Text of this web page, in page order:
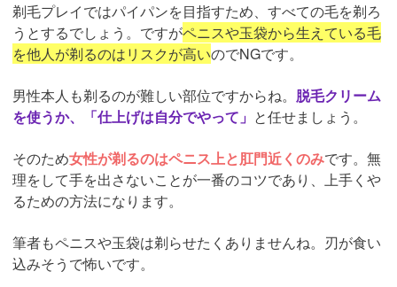
剃毛プレイではパイパンを目指すため、すべての毛を剃ろ
うとするでしょう。ですがペニスや玉袋から生えている毛
を他人が剃るのはリスクが高いのでNGです。
男性本人も剃るのが難しい部位ですからね。 脱毛クリーム
を使うか、「仕上げは自分でやって」 と任せましょう。
そのため女性が剃るのはペニス上と肛門近くのみです。無
理をして手を出さないことが一番のコツであり、上手くや
るための方法になります。
筆者もペニスや玉袋は剃らせたくありませんね。刃が食い
込みそうで怖いです。